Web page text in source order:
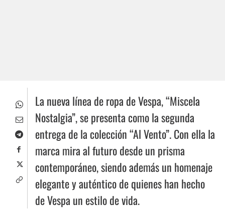
La nueva línea de ropa de Vespa, “Miscela
Nostalgia”, se presenta como la segunda
entrega de la colección “Al Vento”. Con ella la
marca mira al futuro desde un prisma
contemporáneo, siendo además un homenaje
elegante y auténtico de quienes han hecho
de Vespa un estilo de vida.